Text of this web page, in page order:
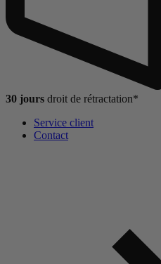
30 jours droit de rétractation*
Service client
Contact